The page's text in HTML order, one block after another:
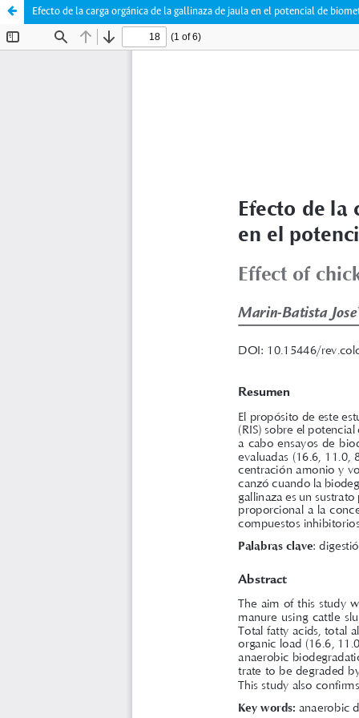
Efecto de la carga orgánica de la gallinaza de jaula en el potencial de